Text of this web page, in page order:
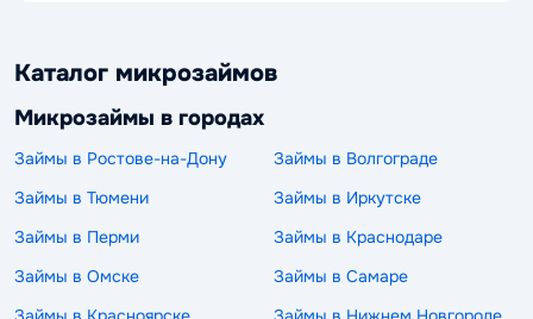
Каталог микрозаймов
Микрозаймы в городах
Займы в Ростове-на-Дону
Займы в Волгограде
Займы в Тюмени
Займы в Иркутске
Займы в Перми
Займы в Краснодаре
Займы в Омске
Займы в Самаре